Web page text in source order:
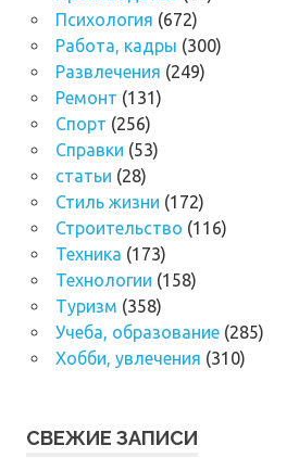
Психология (672)
Работа, кадры (300)
Развлечения (249)
Ремонт (131)
Спорт (256)
Справки (53)
статьи (28)
Стиль жизни (172)
Строительство (116)
Техника (173)
Технологии (158)
Туризм (358)
Учеба, образование(285)
Хобби, увлечения (310)
СВЕЖИЕ ЗАПИСИ